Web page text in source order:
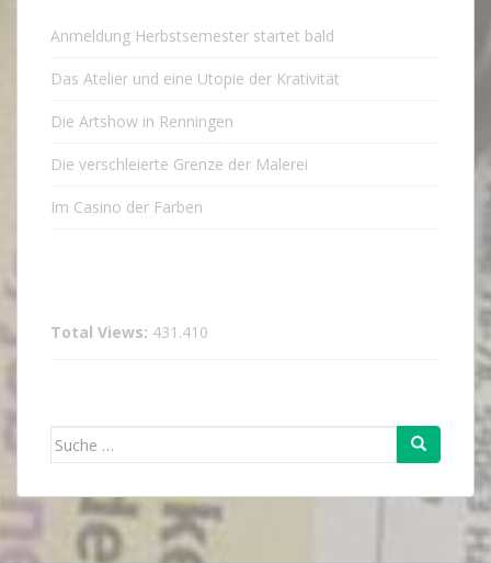
Anmeldung Herbstsemester startet bald
Das Atelier und eine Utopie der Krativität
Die Artshow in Renningen
Die verschleierte Grenze der Malerei
Im Casino der Farben
Total Views: 431.410
Suche